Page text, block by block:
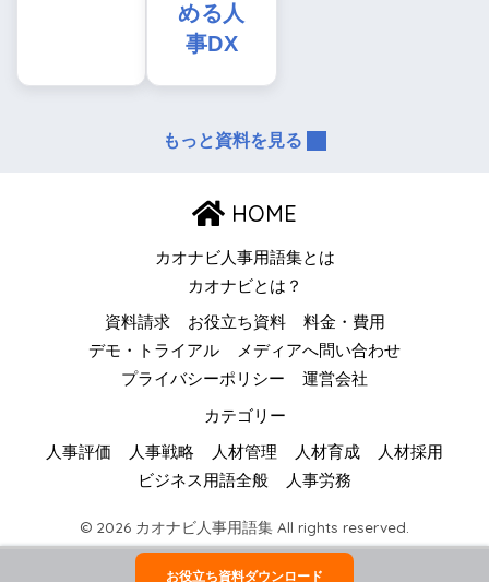
める人
事DX
もっと資料を見る
HOME
カオナビ人事用語集とは
カオナビとは？
資料請求 お役立ち資料
料金・費用
デモ・トライアル
メディアへ問い合わせ
プライバシーポリシー
運営会社
カテゴリー
人事評価 人事戦略 人材管理 人材育成
人材採用
ビジネス用語全般
人事労務
© 2026 カオナビ人事用語集 All rights reserved.
お役立ち資料ダウンロード